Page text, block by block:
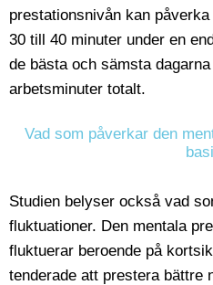
prestationsnivån kan
30 till 40 minuter under en
de bästa och sämsta
arbetsminuter totalt.
Vad som påverkar den
Studien belyser också vad
fluktuationer. Den mentala
fluktuerar beroende på
tenderade att prestera bättre